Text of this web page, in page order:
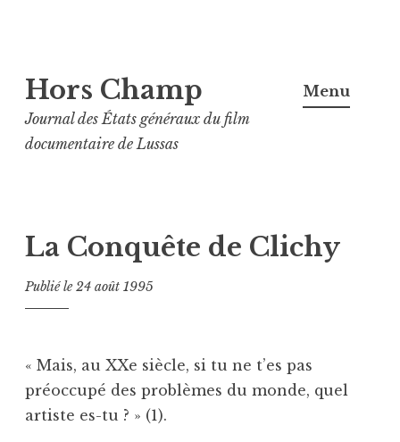
au
contenu
principal
Hors Champ
Journal des États généraux du film
documentaire de Lussas
Menu
La Conquête de Clichy
Publié le24 août 1995
« Mais, au XXe siècle, si tu ne t’es pas
préoccupé des problèmes du monde, quel
artiste es-tu ? » (1).